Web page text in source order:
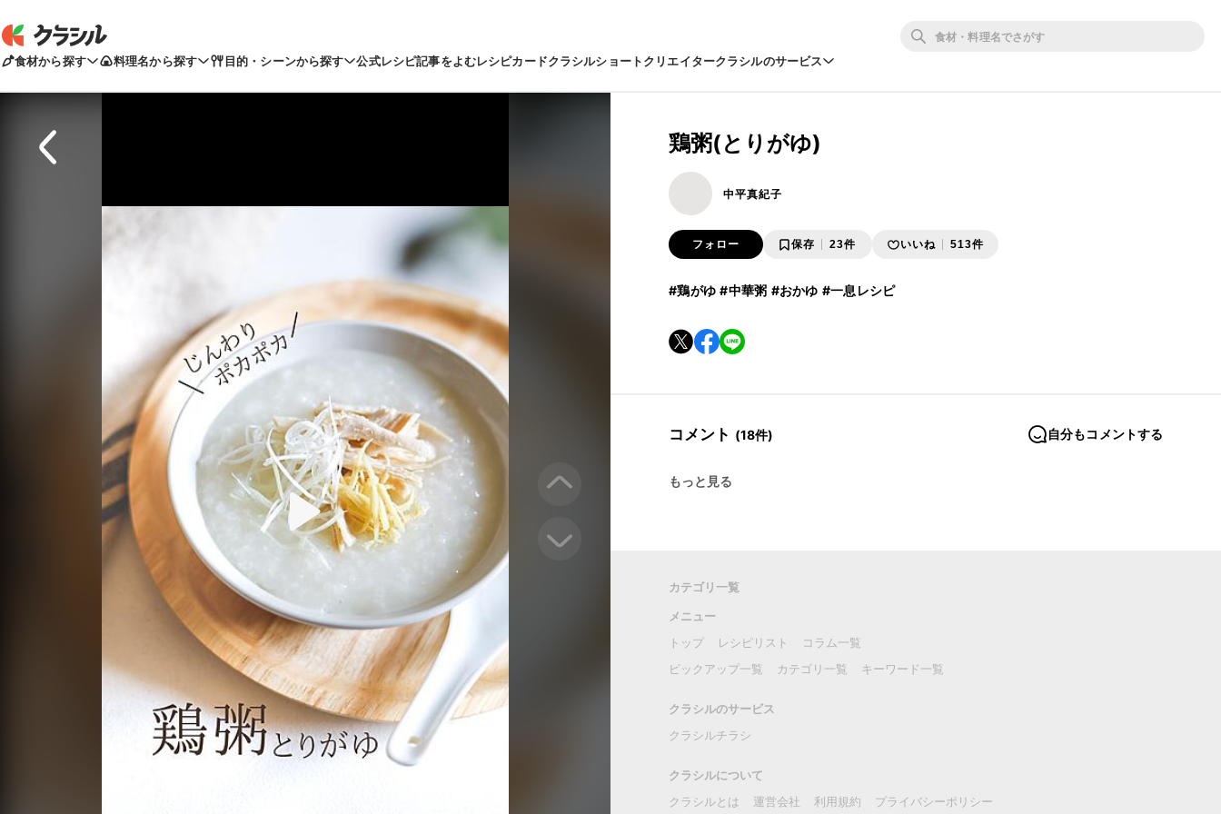
食材から探す 料理名から探す 目的・シーンから探す 公式レシピ記事をよむレシピカードクラシルショートクリエイタークラシルのサービス
鶏粥(とりがゆ)
中平真紀子
フォロー 保存 23件 いいね 513件
#鶏がゆ #中華粥 #おかゆ #一息レシピ
コメント (18件) 自分もコメントする
もっと見る
カテゴリ一覧
メニュー
トップ
レシピリスト
コラム一覧
ピックアップ一覧
カテゴリ一覧 キーワード一覧
クラシルのサービス
クラシルチラシ
クラシルについて
クラシルとは
運営会社 利用規約 プライバシーポリシー